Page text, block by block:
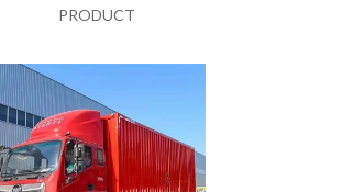
PRODUCT